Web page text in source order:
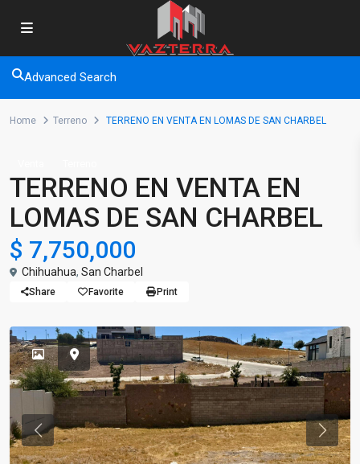
Advanced Search
Home Terreno TERRENO EN VENTA EN LOMAS DE SAN CHARBEL
TERRENO EN VENTA EN
LOMAS DE SAN CHARBEL
$ 7,750,000
Chihuahua, San Charbel
Share Favorite Print
Previous